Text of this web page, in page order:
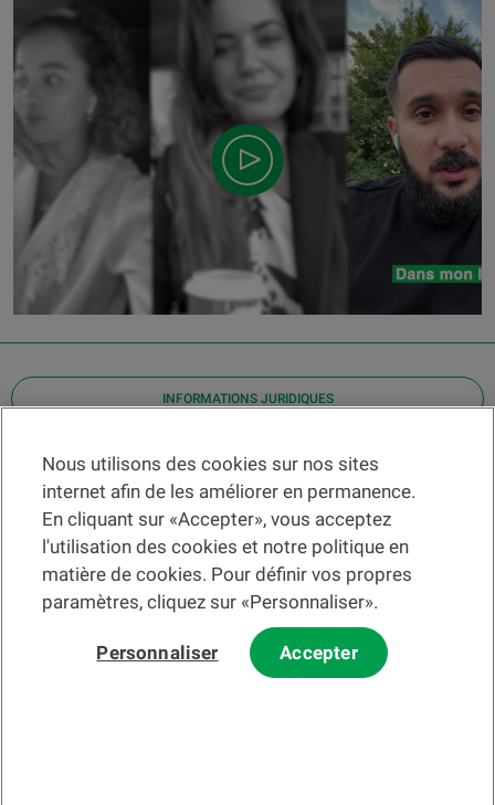
INFORMATIONS JURIDIQUES
Contact
Localiser une agence
Aide
Actualités
Taux de change
Nous utilisons des cookies sur nos sites
internet afin de les améliorer en permanence.
En cliquant sur «Accepter», vous acceptez
l'utilisation des cookies et notre politique en
matière de cookies. Pour définir vos propres
paramètres, cliquez sur «Personnaliser».
Personnaliser Accepter